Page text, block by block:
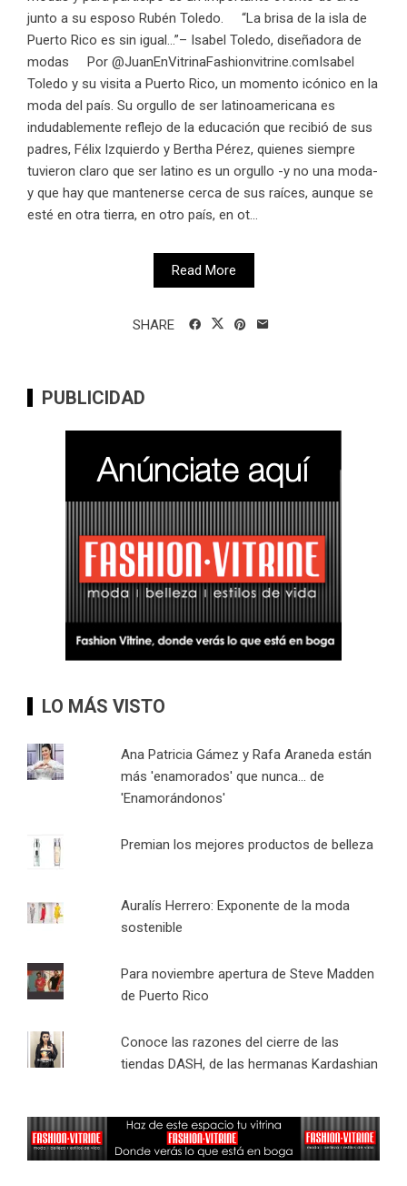
junto a su esposo Rubén Toledo. “La brisa de la isla de
Puerto Rico es sin igual…”– Isabel Toledo, diseñadora de
modas Por @JuanEnVitrinaFashionvitrine.comIsabel
Toledo y su visita a Puerto Rico, un momento icónico en la
moda del país. Su orgullo de ser latinoamericana es
indudablemente reflejo de la educación que recibió de sus
padres, Félix Izquierdo y Bertha Pérez, quienes siempre
tuvieron claro que ser latino es un orgullo -y no una moda-
y que hay que mantenerse cerca de sus raíces, aunque se
esté en otra tierra, en otro país, en ot...
Read More
SHARE
PUBLICIDAD
LO MÁS VISTO
Ana Patricia Gámez y Rafa Araneda están
más 'enamorados' que nunca... de
'Enamorándonos'
Premian los mejores productos de belleza
Auralís Herrero: Exponente de la moda
sostenible
Para noviembre apertura de Steve Madden
de Puerto Rico
Conoce las razones del cierre de las
tiendas DASH, de las hermanas Kardashian